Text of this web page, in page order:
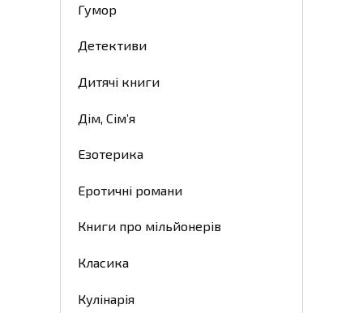
Гумор
Детективи
Дитячі книги
Дім, Сім’я
Езотерика
Еротичні романи
Книги про мільйонерів
Класика
Кулінарія